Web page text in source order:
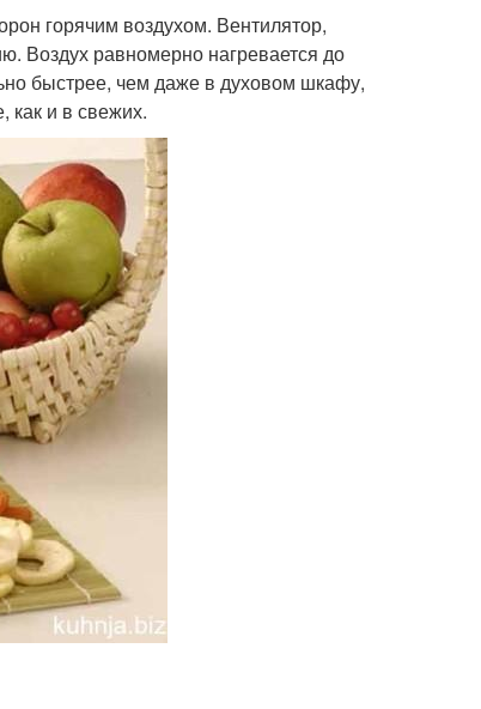
горячим воздухом. Вентилятор,
Воздух равномерно нагревается до
быстрее, чем даже в духовом шкафу,
как и в свежих.